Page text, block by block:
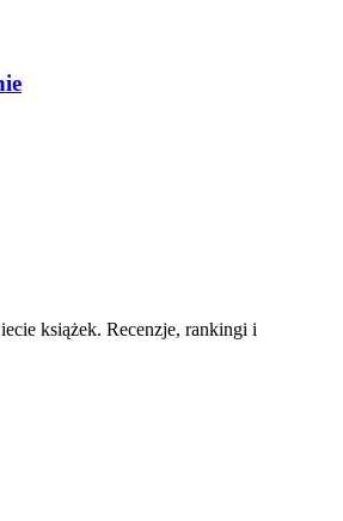
książek. Recenzje, rankingi i